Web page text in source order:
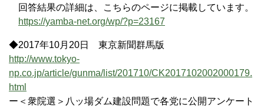
回答結果の詳細は、こちらのページに掲載しています。
https://yamba-net.org/wp/?p=23167
◆2017年10月20日 東京新聞群馬版
http://www.tokyo-
np.co.jp/article/gunma/list/201710/CK2017102002000179.
html
ー＜衆院選＞八ッ場ダム建設問題で各党に公開アンケート